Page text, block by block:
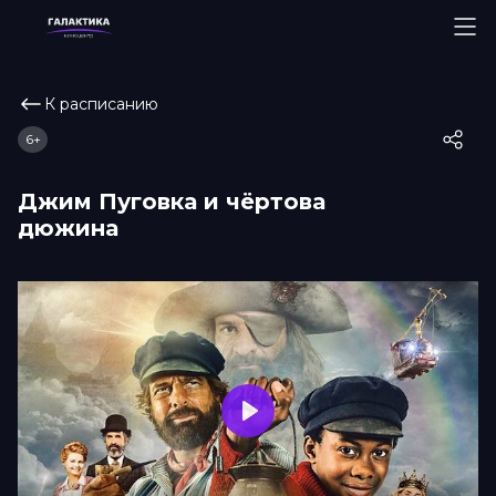
К расписанию
Джим Пуговка и чёртова
дюжина
6+
Play